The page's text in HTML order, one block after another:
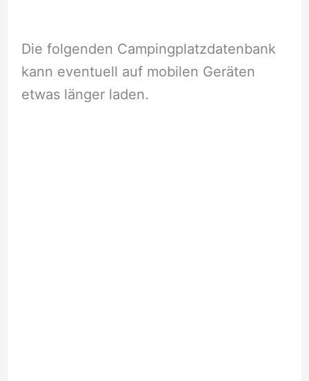
Die folgenden Campingplatzdatenbank
kann eventuell auf mobilen Geräten
etwas länger laden.